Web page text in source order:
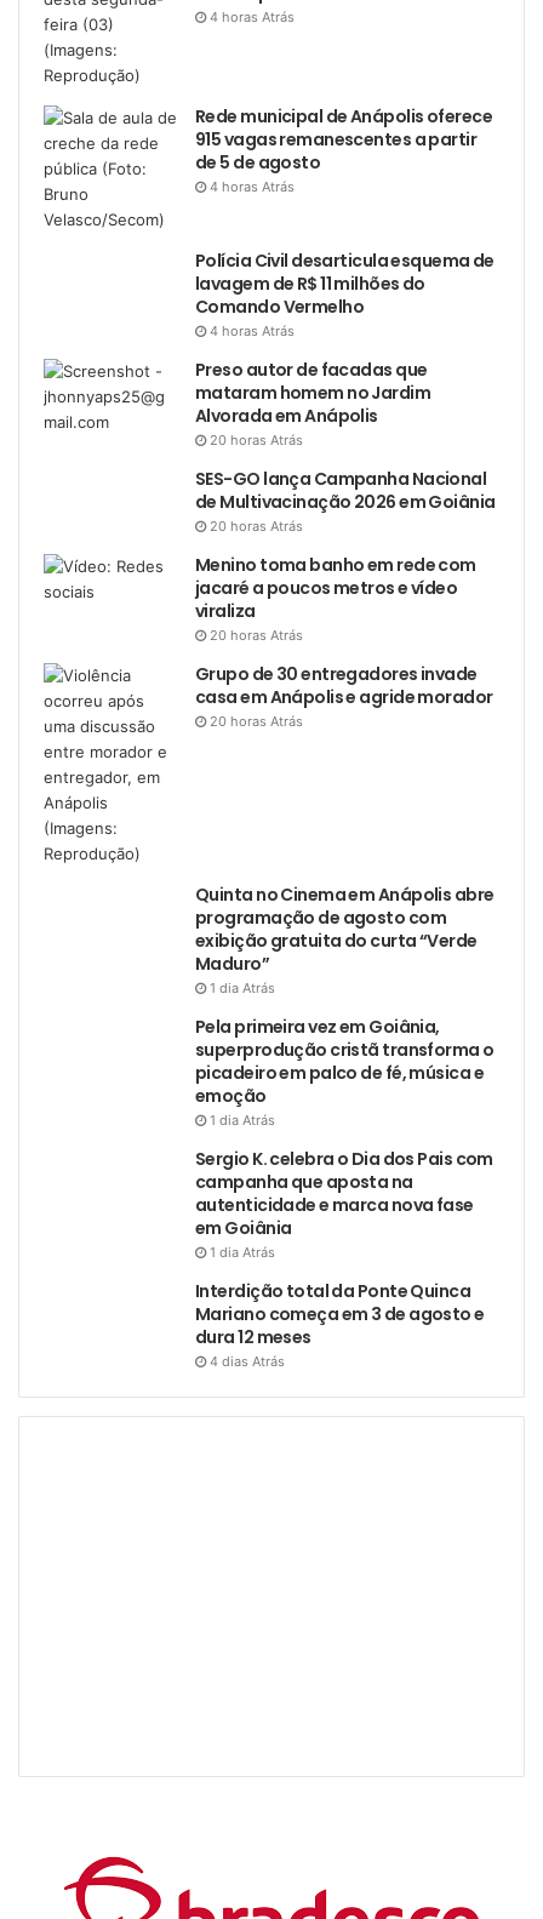
4 horas Atrás
Rede municipal de Anápolis oferece
915 vagas remanescentes a partir
de 5 de agosto
4 horas Atrás
Polícia Civil desarticula esquema de
lavagem de R$ 11 milhões do
Comando Vermelho
4 horas Atrás
Preso autor de facadas que
mataram homem no Jardim
Alvorada em Anápolis
20 horas Atrás
SES-GO lança Campanha Nacional
de Multivacinação 2026 em Goiânia
20 horas Atrás
Menino toma banho em rede com
jacaré a poucos metros e vídeo
viraliza
20 horas Atrás
Grupo de 30 entregadores invade
casa em Anápolis e agride morador
20 horas Atrás
Quinta no Cinema em Anápolis abre
programação de agosto com
exibição gratuita do curta “Verde
Maduro”
1 dia Atrás
Pela primeira vez em Goiânia,
superprodução cristã transforma o
picadeiro em palco de fé, música e
emoção
1 dia Atrás
Sergio K. celebra o Dia dos Pais com
campanha que aposta na
autenticidade e marca nova fase
em Goiânia
1 dia Atrás
Interdição total da Ponte Quinca
Mariano começa em 3 de agosto e
dura 12 meses
4 dias Atrás